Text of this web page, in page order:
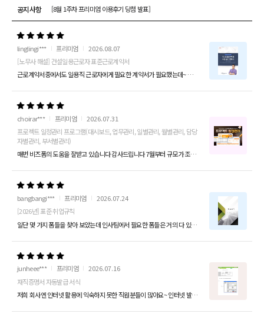
공지사항 [8월 1주차 프리미엄 이용후기 당첨 발표]
linglingi*** 프리미엄
2026.08.07
[노무사 해설] 건설일용근로자 표준근로계약서
근로계약서중에서도 일용직 근로자에게 필요한 계약서가 필요했는데~ 이것저것 보다 보니 건설일용직 근로자용도 있네요~ 딱 원하는 근로대상이라 결제했는데 열어보니 해설...
choirar*** 프리미엄
2026.07.31
프로젝트 일정관리 프로그램(대시보드, 업무관리, 일별관리, 월별관리, 담당
자별관리, 부서별관리)
매번 비즈폼의 도움을 잘받고 있습니다 감사드립니다 7월부터 규모가 조금 큰 프로젝트 관리를 제가 맡게 되었습니다 기존에 일일업무일지라는 프로그램을 정말 잘 쓰고...
bangbangi*** 프리미엄
2026.07.24
[2026년] 표준 취업규칙
일단 몇 가지 폼들을 찾아 보았는데 인사팀에서 필요한 폼들은 거의 다 있는 것 같아 컨펌 받아 프리미엄 1년 이용해보려고 합니다 폼 만들 시간 단축할 수 있고 내...
junheee*** 프리미엄
2026.07.16
재직증명서 자동발급 서식
저희 회사엔 인터넷 활용에 익숙하지 못한 직원분들이 많아요~ 인터넷 발급도 가능하지만 회사로 요구하는 직원들이 대부분이라... 제가 만들어둔 재직증명서에 내용을...